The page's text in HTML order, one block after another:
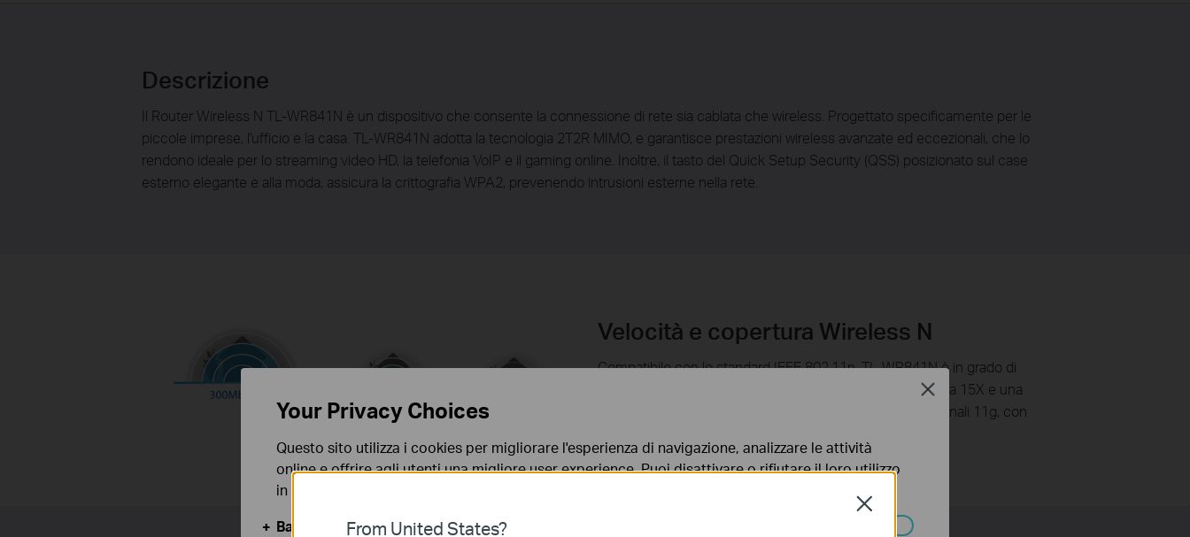
Descrizione
Il Router Wireless N TL-WR841N è un dispositivo che consente la connessione di rete sia cablata che wireless. Progettato specificamente per le
piccole imprese, l'ufficio e la casa. TL-WR841N adotta la tecnologia 2T2R MIMO, e garantisce prestazioni wireless avanzate ed eccezionali, che lo
rendono ideale per lo streaming video HD, la telefonia VoIP e il gaming online. Inoltre, il tasto del Quick Setup Security (QSS) posizionato sul case
esterno elegante e alla moda, assicura la crittografia WPA2, prevenendo intrusioni esterne nella rete.
Velocità e copertura Wireless N
Compatibile con lo standard IEEE 802.11n, TL-WR841N è in grado di
creare una rete wireless che raggiunge una velocità sino a 15X e una
copertura di 5X rispetto alla gamma di prodotti convenzionali 11g, con
From United States?
Close
Your Privacy Choices
Questo sito utilizza i cookies per migliorare l'esperienza di navigazione, analizzare le attività
online e offrire agli utenti una migliore user experience. Puoi disattivare o rifiutare il loro utilizzo
in qualunque momento. Per maggiori informazioni consulta la nostra
Basic Cookies
Close